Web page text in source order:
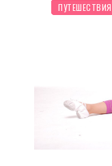
ШКОЛЬНИК
НОВОСТИ МИРА
ПЛАНИРОВАНИЕ
ОТДЫХ
ЗДОРОВЬЕ
ДО ГОДА
ПУТЕШЕСТВИЯ